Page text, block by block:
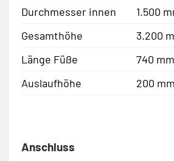
Durchmesser innen
1.500
Gesamthöhe
3.200
Länge Füße
740 mm
Auslaufhöhe
200 mm
Anschluss